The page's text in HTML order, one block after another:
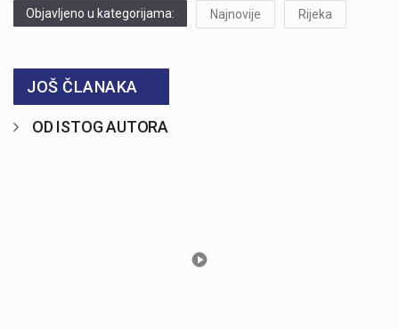
Objavljeno u kategorijama: Najnovije Rijeka
JOŠ ČLANAKA
OD ISTOG AUTORA